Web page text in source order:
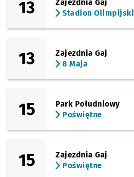
13
Zajezdnia Gaj
Stadion Olimpijski
13
Zajezdnia Gaj
8 Maja
15
Park Południowy
Poświętne
15
Zajezdnia Gaj
Poświętne